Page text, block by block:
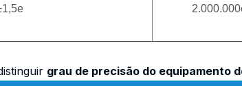
grau de precisão do equipamento